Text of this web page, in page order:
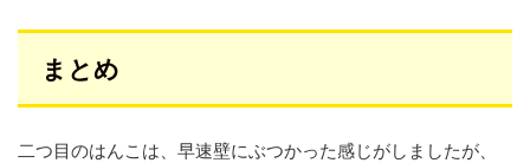
まとめ
二つ目のはんこは、早速壁にぶつかった感じがしましたが、